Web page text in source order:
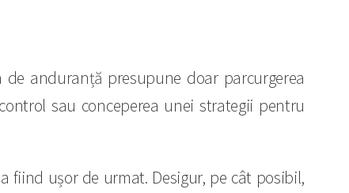
anduranță presupune doar parcurgerea
sau conceperea unei strategii pentru
fiind ușor de urmat. Desigur, pe cât posibil,